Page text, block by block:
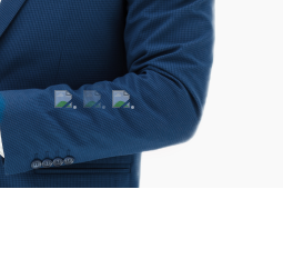
звонок